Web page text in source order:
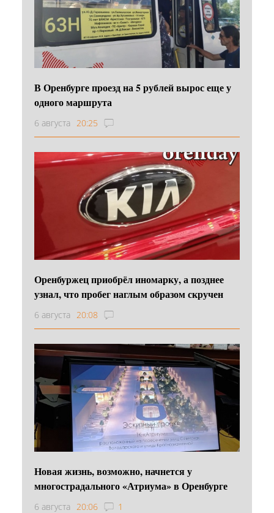
В Оренбурге проезд на 5 рублей вырос еще у
одного маршрута
6 августа 20:25
Оренбуржец приобрёл иномарку, а позднее
узнал, что пробег наглым образом скручен
6 августа 20:08
Новая жизнь, возможно, начнется у
многострадального «Атриума» в Оренбурге
6 августа 20:06 1